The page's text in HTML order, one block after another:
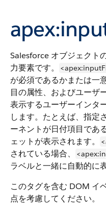
Salesforce オブジェクト
力要素です。
が必須であるかまたは一
目の属性、およびユーザ
表示するユーザーインタ
します。たとえば、指定
ーネントが日付項目であ
ェットが表示されます。
されている場合、
ラベルと一緒に自動的に
このタグを含む DOM イ
点を考慮してください。